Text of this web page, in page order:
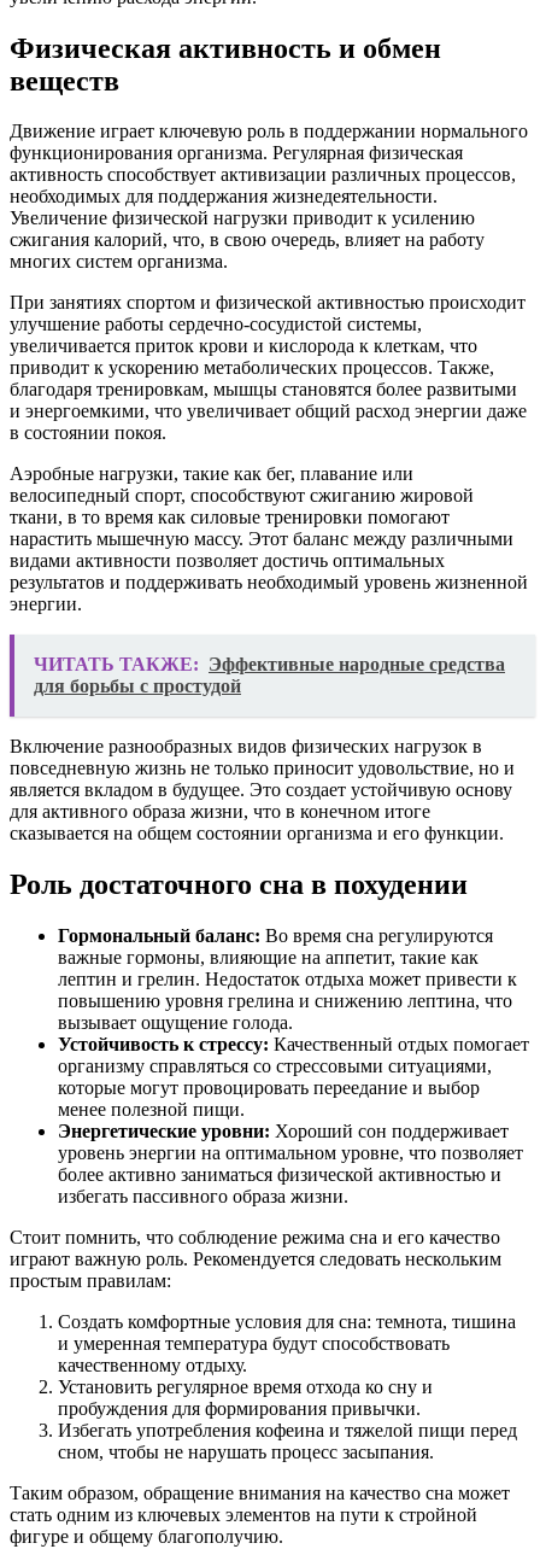
Физическая активность и обмен
веществ
Движение играет ключевую роль в поддержании нормального
функционирования организма. Регулярная физическая
активность способствует активизации различных процессов,
необходимых для поддержания жизнедеятельности.
Увеличение физической нагрузки приводит к усилению
сжигания калорий, что, в свою очередь, влияет на работу
многих систем организма.
При занятиях спортом и физической активностью происходит
улучшение работы сердечно-сосудистой системы,
увеличивается приток крови и кислорода к клеткам, что
приводит к ускорению метаболических процессов. Также,
благодаря тренировкам, мышцы становятся более развитыми
и энергоемкими, что увеличивает общий расход энергии даже
в состоянии покоя.
Аэробные нагрузки, такие как бег, плавание или
велосипедный спорт, способствуют сжиганию жировой
ткани, в то время как силовые тренировки помогают
нарастить мышечную массу. Этот баланс между различными
видами активности позволяет достичь оптимальных
результатов и поддерживать необходимый уровень жизненной
энергии.
ЧИТАТЬ ТАКЖЕ: Эффективные народные средства
для борьбы с простудой
Включение разнообразных видов физических нагрузок в
повседневную жизнь не только приносит удовольствие, но и
является вкладом в будущее. Это создает устойчивую основу
для активного образа жизни, что в конечном итоге
сказывается на общем состоянии организма и его функции.
Роль достаточного сна в похудении
Гормональный баланс: Во время сна регулируются
важные гормоны, влияющие на аппетит, такие как
лептин и грелин. Недостаток отдыха может привести к
повышению уровня грелина и снижению лептина, что
вызывает ощущение голода.
Устойчивость к стрессу: Качественный отдых помогает
организму справляться со стрессовыми ситуациями,
которые могут провоцировать переедание и выбор
менее полезной пищи.
Энергетические уровни: Хороший сон поддерживает
уровень энергии на оптимальном уровне, что позволяет
более активно заниматься физической активностью и
избегать пассивного образа жизни.
Стоит помнить, что соблюдение режима сна и его качество
играют важную роль. Рекомендуется следовать нескольким
простым правилам:
Создать комфортные условия для сна: темнота, тишина
и умеренная температура будут способствовать
качественному отдыху.
Установить регулярное время отхода ко сну и
пробуждения для формирования привычки.
Избегать употребления кофеина и тяжелой пищи перед
сном, чтобы не нарушать процесс засыпания.
Таким образом, обращение внимания на качество сна может
стать одним из ключевых элементов на пути к стройной
фигуре и общему благополучию.